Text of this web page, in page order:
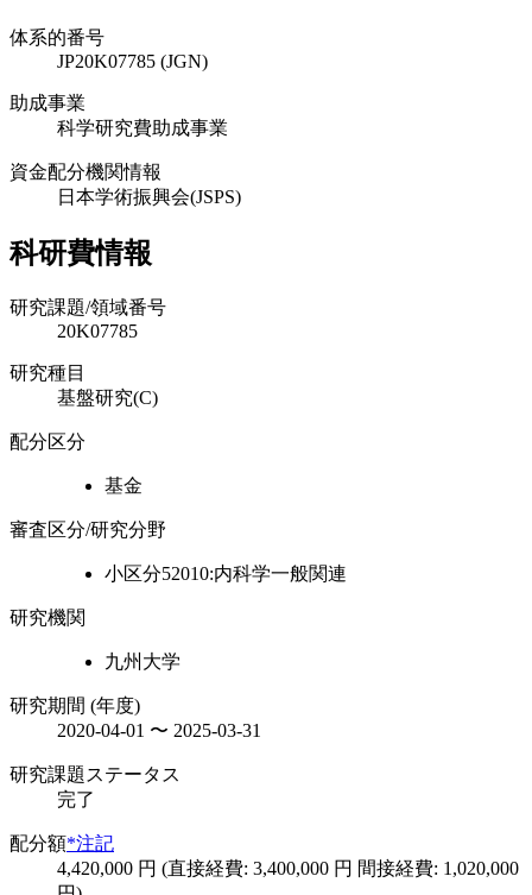
体系的番号
JP20K07785 (JGN)
助成事業
科学研究費助成事業
資金配分機関情報
日本学術振興会(JSPS)
科研費情報
研究課題/領域番号
20K07785
研究種目
基盤研究(C)
配分区分
基金
審査区分/研究分野
小区分52010:内科学一般関連
研究機関
九州大学
研究期間 (年度)
2020-04-01 〜 2025-03-31
研究課題ステータス
完了
配分額*注記
4,420,000 円 (直接経費: 3,400,000 円 間接経費: 1,020,000